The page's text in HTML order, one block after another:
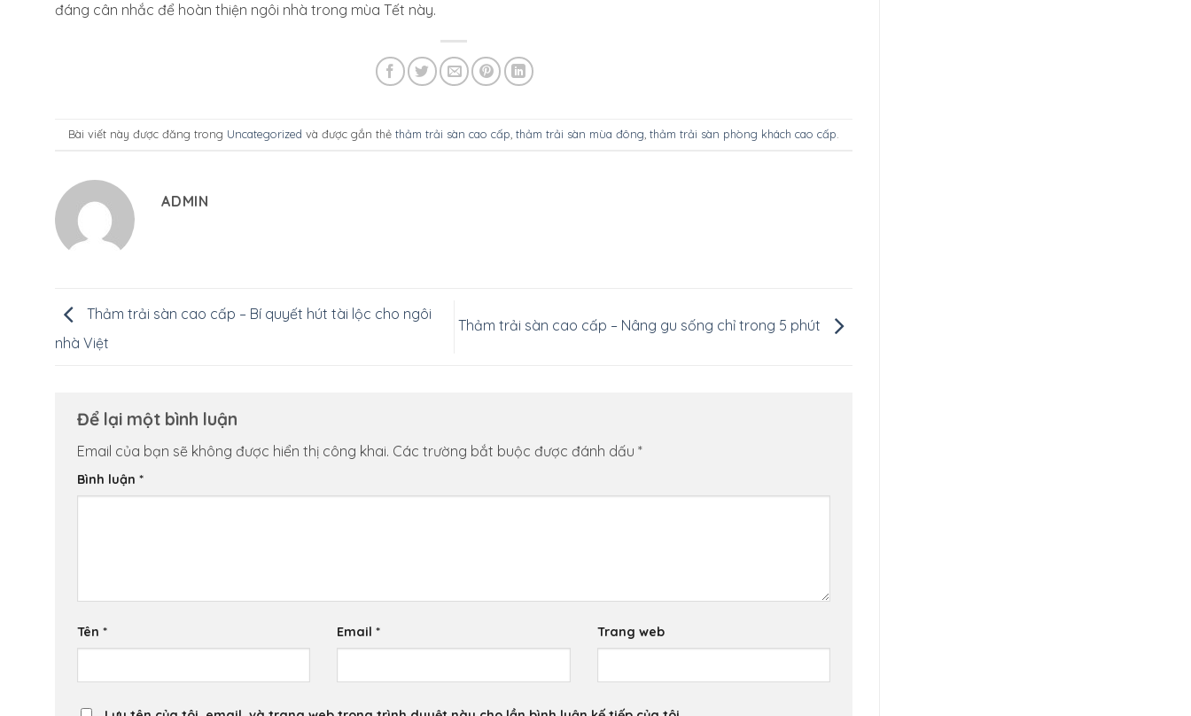
đáng cân nhắc để hoàn thiện ngôi nhà trong mùa Tết này.
Bài viết này được đăng trong Uncategorized và được gắn thẻ thảm trải sàn cao cấp, thảm trải sàn mùa đông, thảm trải sàn phòng khách cao cấp.
ADMIN
Thảm trải sàn cao cấp – Bí quyết hút tài lộc cho ngôi
nhà Việt
Thảm trải sàn cao cấp – Nâng gu sống chỉ trong 5 phút
Để lại một bình luận
Email của bạn sẽ không được hiển thị công khai. Các trường bắt buộc được đánh dấu *
Bình luận *
Tên * Email* Trang web